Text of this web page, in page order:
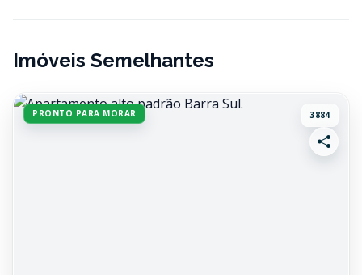
Imóveis Semelhantes
PRONTO PARA MORAR 3884